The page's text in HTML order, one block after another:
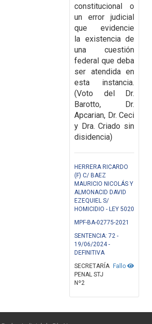
constitucional o
un error judicial
que evidencie
la existencia de
una cuestión
federal que deba
ser atendida en
esta instancia.
(Voto del Dr.
Barotto, Dr.
Apcarian, Dr. Ceci
y Dra. Criado sin
disidencia)
HERRERA RICARDO
(F) C/ BAEZ
MAURICIO NICOLÁS Y
ALMONACID DAVID
EZEQUIEL S/
HOMICIDIO - LEY 5020
MPF-BA-02775-2021
SENTENCIA: 72 -
19/06/2024 -
DEFINITIVA
Fallo
SECRETARÍA
PENAL STJ
Nº2